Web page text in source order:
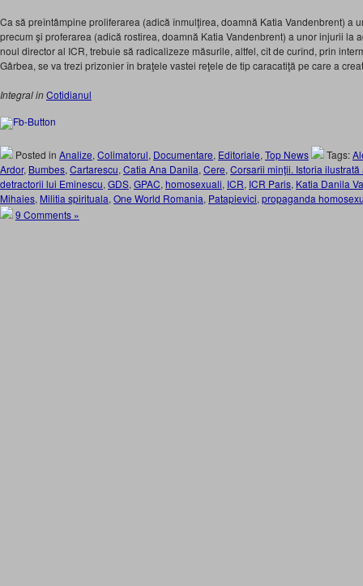
Ca să preîntâmpine proliferarea (adică înmulţirea, doamnă Katia Vandenbrent) a
precum şi proferarea (adică rostirea, doamnă Katia Vandenbrent) a unor injurii la
noul director al ICR, trebuie să radicalizeze măsurile, altfel, cît de curînd, prin
Gârbea, se va trezi prizonier în braţele vastei reţele de tip caracatiţă pe care a
Integral inCotidianul
Posted in Analize, Colimatorul, Documentare, Editoriale, Top News Tags:
Ardor, Bumbes, Cartarescu, Catia Ana Danila, Cere, Corsarii minţii. Istoria
detractorii lui Eminescu, GDS, GPAC, homosexuali, ICR, ICR Paris, Katia Danila
Mihaies, Militia spirituala, One World Romania, Patapievici, propaganda
9 Comments »